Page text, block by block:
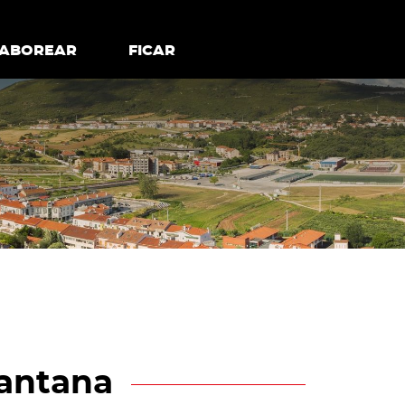
SABOREAR FICAR
FICAR